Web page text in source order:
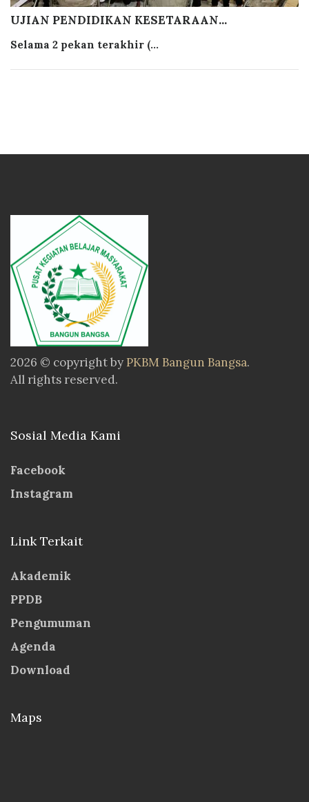
UJIAN PENDIDIKAN KESETARAAN...
Selama 2 pekan terakhir (...
2026 © copyright by PKBM Bangun Bangsa.
All rights reserved.
Sosial Media Kami
Facebook
Instagram
Link Terkait
Akademik
PPDB
Pengumuman
Agenda
Download
Maps